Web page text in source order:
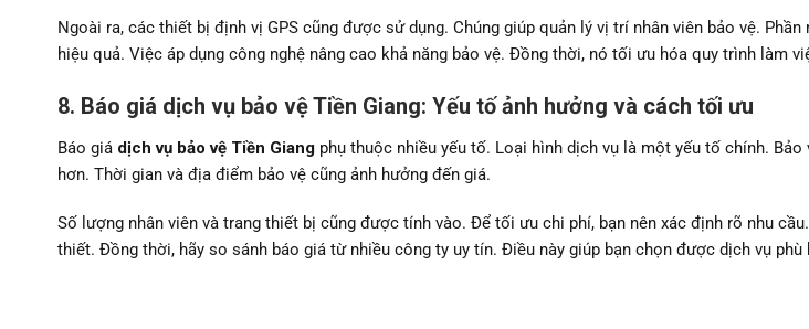
Ngoài ra, các thiết bị định vị GPS cũng được sử dụng. Chúng giúp quản lý vị trí nhân viên bảo vệ.
hiệu quả. Việc áp dụng công nghệ nâng cao khả năng bảo vệ. Đồng thời, nó tối ưu hóa quy trình làm
8. Báo giá dịch vụ bảo vệ Tiền Giang: Yếu tố ảnh hưởng và cách tối ưu
Báo giá dịch vụ bảo vệ Tiền Giang phụ thuộc nhiều yếu tố. Loại hình dịch vụ là một yếu tố chính.
hơn. Thời gian và địa điểm bảo vệ cũng ảnh hưởng đến giá.
Số lượng nhân viên và trang thiết bị cũng được tính vào. Để tối ưu chi phí, bạn nên xác định rõ nhu
thiết. Đồng thời, hãy so sánh báo giá từ nhiều công ty uy tín. Điều này giúp bạn chọn được dịch vụ phù